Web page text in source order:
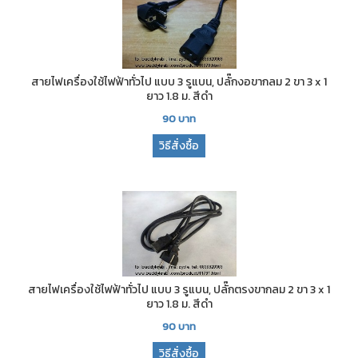
สายไฟเครื่องใช้ไฟฟ้าทั่วไป แบบ 3 รูแบน, ปลั๊กงอขากลม 2 ขา 3 x 1
ยาว 1.8 ม. สีดำ
90บาท
วิธีสั่งซื้อ
สายไฟเครื่องใช้ไฟฟ้าทั่วไป แบบ 3 รูแบน, ปลั๊กตรงขากลม 2 ขา 3 x 1
ยาว 1.8 ม. สีดำ
90บาท
วิธีสั่งซื้อ